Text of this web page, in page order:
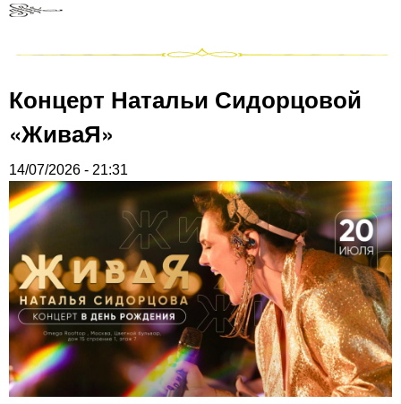
Концерт Натальи Сидорцовой
«ЖиваЯ»
14/07/2026 - 21:31